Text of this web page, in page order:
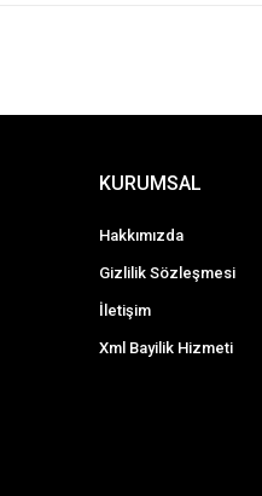
KURUMSAL
Hakkımızda
Gizlilik Sözleşmesi
İletişim
Xml Bayilik Hizmeti